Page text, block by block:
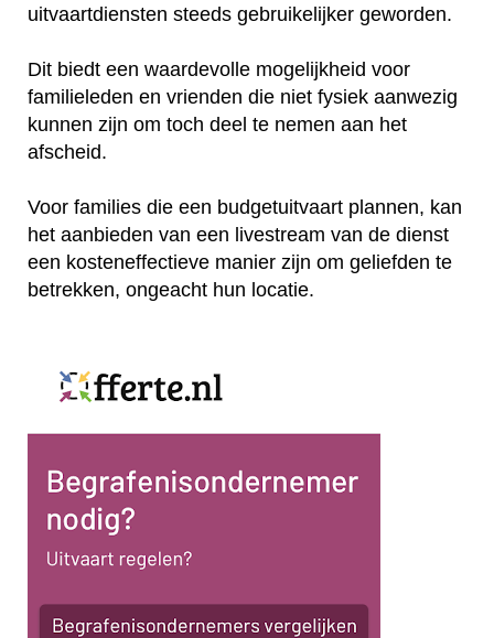
uitvaartdiensten steeds gebruikelijker geworden.
Dit biedt een waardevolle mogelijkheid voor
familieleden en vrienden die niet fysiek aanwezig
kunnen zijn om toch deel te nemen aan het
afscheid.
Voor families die een budgetuitvaart plannen, kan
het aanbieden van een livestream van de dienst
een kosteneffectieve manier zijn om geliefden te
betrekken, ongeacht hun locatie.